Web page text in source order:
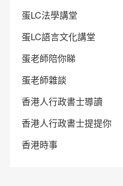
蛋LC法學講堂
蛋LC語言文化講堂
蛋老師陪你睇
蛋老師雜談
香港人行政書士導讀
香港人行政書士提提你
香港時事